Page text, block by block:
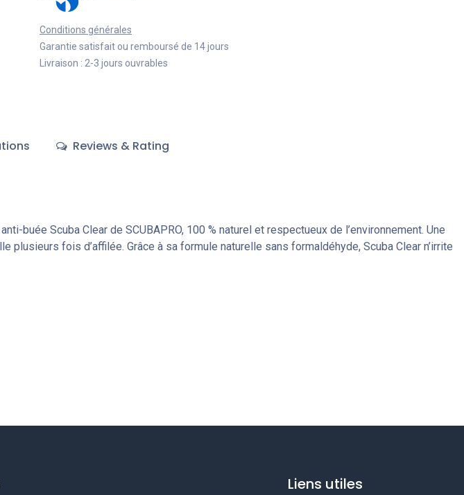
Conditions générales
Garantie satisfait ou remboursé de 14 jours
Livraison : 2-3 jours ouvrables
Reviews & Rating
Scuba Clear de SCUBAPRO, 100 % naturel et respectueux de l’environnement. Une
fois d’affilée. Grâce à sa formule naturelle sans formaldéhyde, Scuba Clear n’irrite
Liens utiles